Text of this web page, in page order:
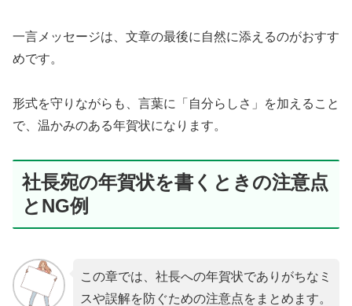
一言メッセージは、文章の最後に自然に添えるのがおすす
めです。
形式を守りながらも、言葉に「自分らしさ」を加えること
で、温かみのある年賀状になります。
社長宛の年賀状を書くときの注意点
とNG例
この章では、社長への年賀状でありがちなミ
スや誤解を防ぐための注意点をまとめます。